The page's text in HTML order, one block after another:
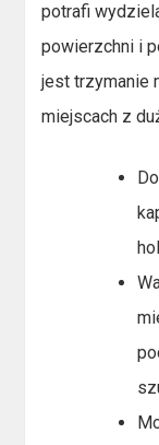
potrafi
powierzchni i
jest trzymanie
miejscach z